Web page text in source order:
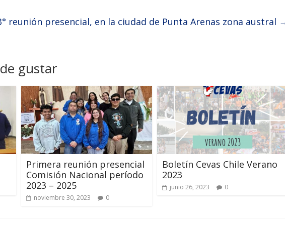
reunión presencial, en la ciudad de Punta Arenas zona austral
gustar
Primera reunión presencial
Comisión Nacional período
2023 – 2025
noviembre 30, 2023 0
Boletín Cevas Chile Verano
2023
junio 26, 2023 0